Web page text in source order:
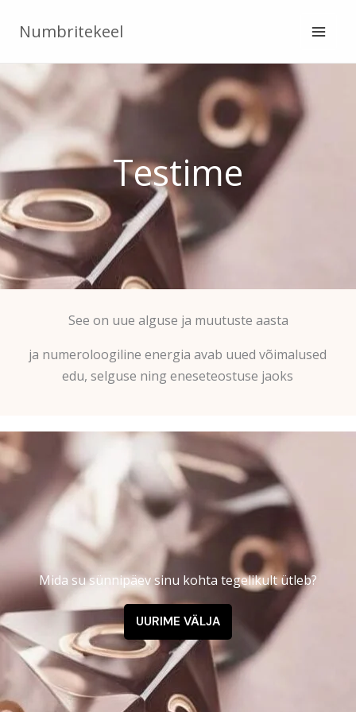
Numbritekeel
Testime
See on uue alguse ja muutuste aasta
ja numeroloogiline energia avab uued võimalused
edu, selguse ning eneseteostuse jaoks
Mida su sünnipäev sinu kohta tegelikult ütleb?
UURIME VÄLJA